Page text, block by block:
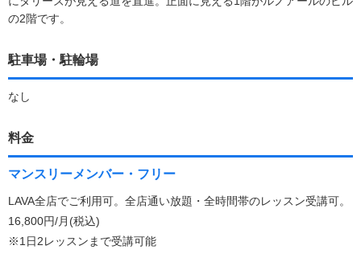
の2階です。
駐車場・駐輪場
なし
料金
マンスリーメンバー・フリー
LAVA全店でご利用可。全店通い放題・全時間帯のレッスン受講可。
16,800円/月(税込)
※1日2レッスンまで受講可能